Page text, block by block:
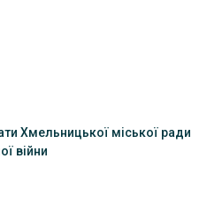
Хмельницької міської ради
війни